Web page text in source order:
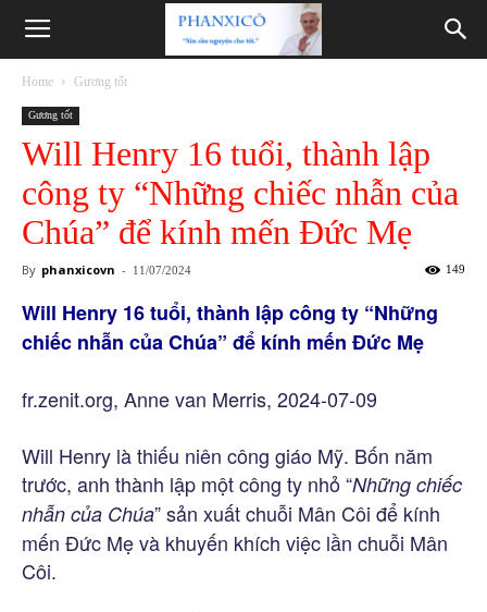
Phanxicô
Home Gương tốt
Gương tốt
Will Henry 16 tuổi, thành lập
công ty “Những chiếc nhẫn của
Chúa” để kính mến Đức Mẹ
By phanxicovn - 11/07/2024 149
Will Henry 16 tuổi, thành lập công ty “Những
chiếc nhẫn của Chúa” để kính mến Đức Mẹ
fr.zenit.org, Anne van Merris, 2024-07-09
Will Henry là thiếu niên công giáo Mỹ. Bốn năm
trước, anh thành lập một công ty nhỏ “Những chiếc
nhẫn của Chúa” sản xuất chuỗi Mân Côi để kính
mến Đức Mẹ và khuyến khích việc lần chuỗi Mân
Côi.